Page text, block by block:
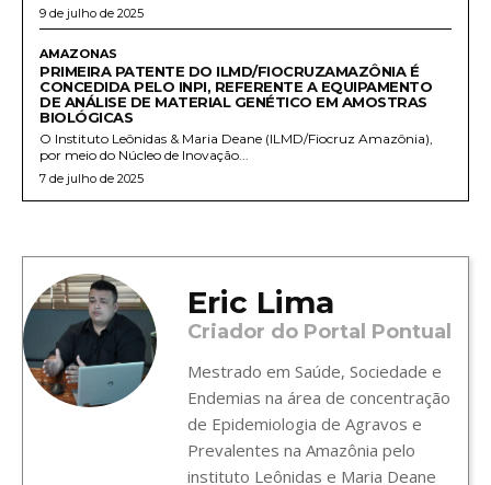
9 de julho de 2025
AMAZONAS
PRIMEIRA PATENTE DO ILMD/FIOCRUZAMAZÔNIA É
CONCEDIDA PELO INPI, REFERENTE A EQUIPAMENTO
DE ANÁLISE DE MATERIAL GENÉTICO EM AMOSTRAS
BIOLÓGICAS
O Instituto Leônidas & Maria Deane (ILMD/Fiocruz Amazônia),
por meio do Núcleo de Inovação...
7 de julho de 2025
Eric Lima
Criador do Portal Pontual
Mestrado em Saúde, Sociedade e
Endemias na área de concentração
de Epidemiologia de Agravos e
Prevalentes na Amazônia pelo
instituto Leônidas e Maria Deane